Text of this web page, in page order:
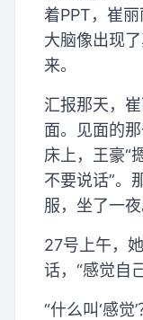
着PPT，崔丽
大脑像出现
来。
汇报那天，
面。见面的
床上，王豪“
不要说话”。
服，坐了一夜
27号上午，
话，“感觉自
“什么叫‘感觉